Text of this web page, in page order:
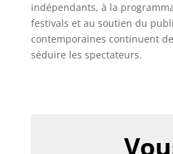
indépendants, à la
festivals et au soutien du
contemporaines continuent
séduire les spectateurs.